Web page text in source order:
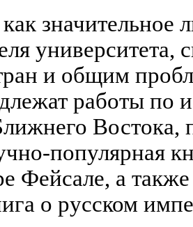
значительное
университета,
и общим
работы по
Востока,
популярная
Фейсале, а также
о русском